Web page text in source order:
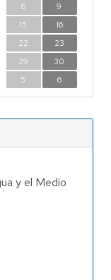
8
9
15
16
22
23
29
30
5 6
y el Medio